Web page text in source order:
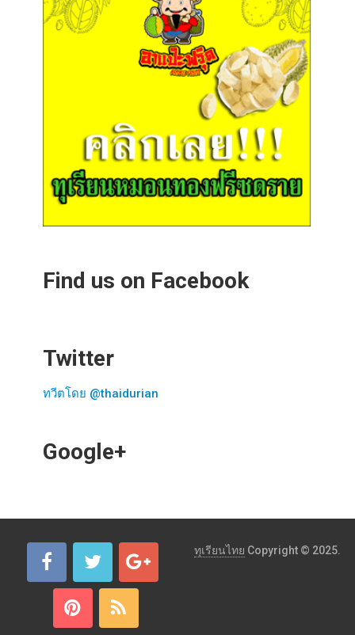
Find us on Facebook
Twitter
ทวีตโดย @thaidurian
Google+
ทุเรียนไทย Copyright © 2025.